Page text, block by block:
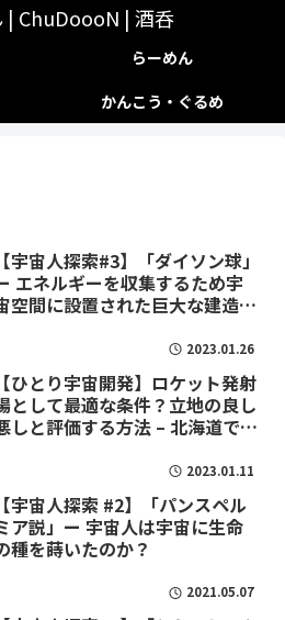
| ChuDoooN | 酒呑
らーめん
かんこう・ぐるめ
【宇宙人探索#3】「ダイソン球」
エネルギーを収集するため宇
空間に設置された巨大な建造物
2023.01.26
【ひとり宇宙開発】ロケット発射
として最適な条件？立地の良し
しと評価する方法 – 北海道では
2023.01.11
【宇宙人探索 #2】「パンスペル
ア説」ー 宇宙人は宇宙に生命
種を蒔いたのか？
2021.05.07